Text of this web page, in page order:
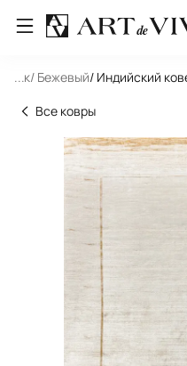
... / Бежевый/ Индийский
Все ковры